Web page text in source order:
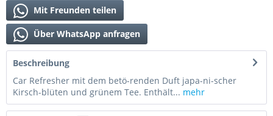
Mit Freunden teilen
Über WhatsApp anfragen
Beschreibung
Car Refresher mit dem betö-renden Duft japa-ni-scher
Kirsch-blüten und grünem Tee. Enthält... mehr